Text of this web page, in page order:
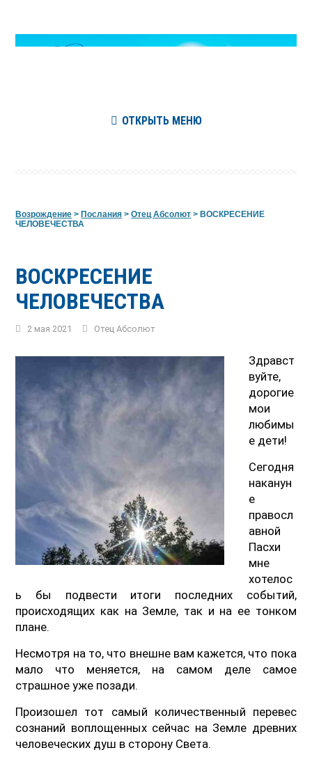
ОТКРЫТЬ МЕНЮ
Возрождение >Послания >Отец Абсолют >ВОСКРЕСЕНИЕ
ЧЕЛОВЕЧЕСТВА
ВОСКРЕСЕНИЕ
ЧЕЛОВЕЧЕСТВА
2 мая 2021 Отец Абсолют
Здравст
вуйте,
дорогие
мои
любимы
е дети!
Сегодня
наканун
е
правосл
авной
Пасхи
мне
хотелос
ь бы подвести итоги последних событий,
происходящих как на Земле, так и на ее тонком
плане.
Несмотря на то, что внешне вам кажется, что пока
мало что меняется, на самом деле самое
страшное уже позади.
Произошел тот самый количественный перевес
сознаний воплощенных сейчас на Земле древних
человеческих душ в сторону Света.